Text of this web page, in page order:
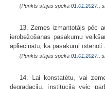
(Punkts stājas spēkā 01.01.2027. ,
13. Zemes izmantotājs pēc
ierobežošanas pasākumu
apliecinātu, ka pasākumi īstenoti
(Punkts stājas spēkā 01.01.2027. ,
14. Lai konstatētu, vai
degradāciju, institūcija veic